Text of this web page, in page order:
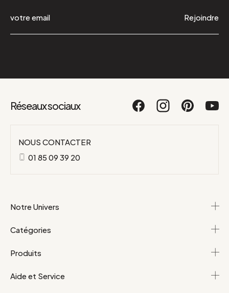
Rejoindre
Réseaux sociaux
NOUS CONTACTER
01 85 09 39 20
Notre Univers
Catégories
Produits
Aide et Service